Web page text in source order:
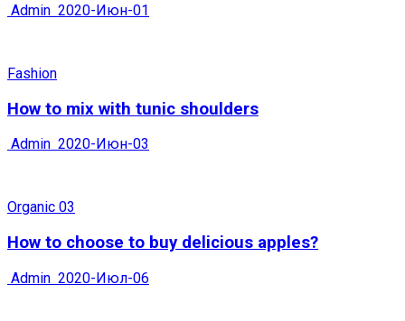
Admin 2020-Июн-01
Fashion
How to mix with tunic shoulders
Admin 2020-Июн-03
Organic 03
How to choose to buy delicious apples?
Admin 2020-Июл-06